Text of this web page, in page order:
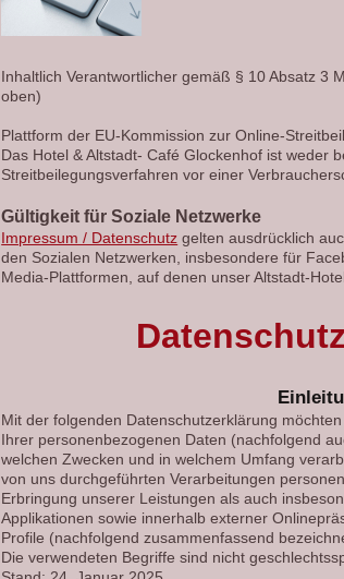
Inhaltlich Verantwortlicher gemäß § 10 Absatz 3
oben)
Plattform der EU-Kommission zur Online-
Das Hotel & Altstadt- Café Glockenhof ist weder
Streitbeilegungsverfahren vor einer
Gültigkeit für Soziale Netzwerke
Impressum / Datenschutz gelten ausdrücklich
den Sozialen Netzwerken, insbesondere für
Media-Plattformen, auf denen unser Altstadt-
Mit der folgenden Datenschutzerklärung
Ihrer personenbezogenen Daten (nachfolgend
welchen Zwecken und in welchem Umfang
von uns durchgeführten Verarbeitungen
Erbringung unserer Leistungen als auch
Applikationen sowie innerhalb externer
Profile (nachfolgend zusammenfassend
Die verwendeten Begriffe sind nicht